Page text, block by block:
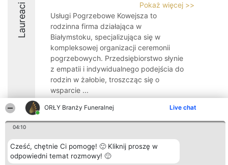
ORŁY Branży Funeralnej Live chat
04:10
Cześć, chętnie Ci pomogę! 🙂 Kliknij proszę w
odpowiedni temat rozmowy! 🙂
Laureaci
Pokaż więcej >>
Usługi Pogrzebowe Kowejsza to
rodzinna firma działająca w
Białymstoku, specjalizująca się w
kompleksowej organizacji ceremonii
pogrzebowych. Przedsiębiorstwo słynie
z empatii i indywidualnego podejścia do
rodzin w żałobie, troszcząc się o
wsparcie ...
9.2
Organizator plebiscytu
Bright Side Solutions sp. z o.
o. sp. k.
Plebiscyt
Laureaci
Lista
Kontakt